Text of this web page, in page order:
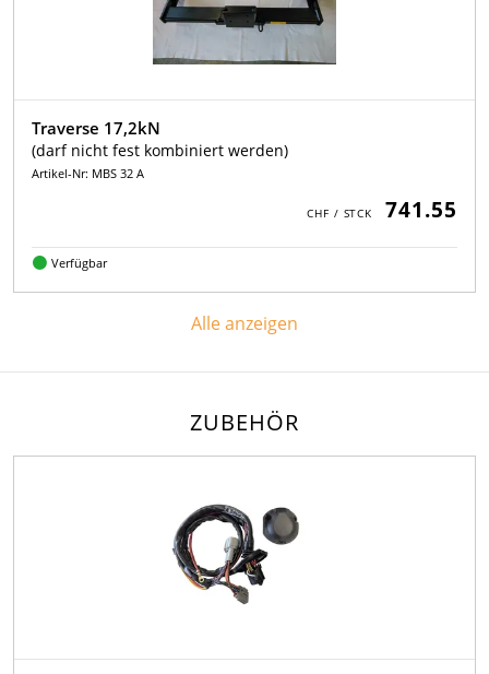
Traverse 17,2kN
(darf nicht fest kombiniert werden)
Artikel-Nr: MBS 32 A
741.55
Verfügbar
Alle anzeigen
ZUBEHÖR